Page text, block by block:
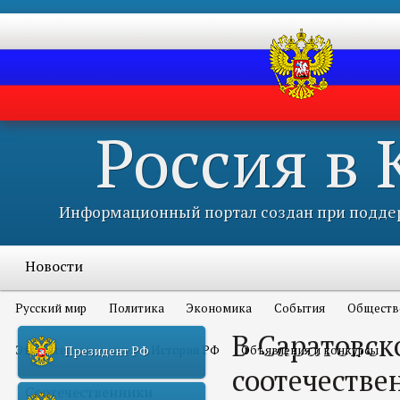
Россия в
Информационный портал создан при
Новости
Русский мир Политика Экономика События
Это интересно всем История РФ Объявления и конкурсы
Соотечественники
Президент РФ
В